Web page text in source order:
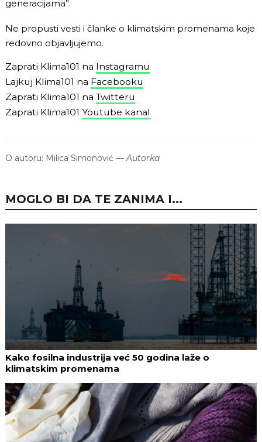
generacijama”.
Ne propusti vesti i članke o klimatskim promenama koje
redovno objavljujemo.
Zaprati Klima101 na Instagramu
Lajkuj Klima101 na Facebooku
Zaprati Klima101 na Twitteru
Zaprati Klima101 Youtube kanal
O autoru: Milica Simonović —Autorka
MOGLO BI DA TE ZANIMA I...
Kako fosilna industrija već 50 godina laže o
klimatskim promenama